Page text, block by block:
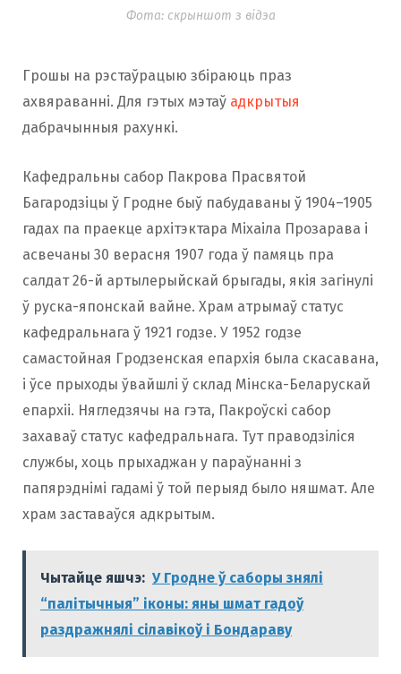
Фота: скрыншот з відэа
Грошы на рэстаўрацыю збіраюць праз
ахвяраванні. Для гэтых мэтаў адкрытыя
дабрачынныя рахункі.
Кафедральны сабор Пакрова Прасвятой
Багародзіцы ў Гродне быў пабудаваны ў 1904–1905
гадах па праекце архітэктара Міхаіла Прозарава і
асвечаны 30 верасня 1907 года ў памяць пра
салдат 26-й артылерыйскай брыгады, якія загінулі
ў руска-японскай вайне. Храм атрымаў статус
кафедральнага ў 1921 годзе. У 1952 годзе
самастойная Гродзенская епархія была скасавана,
і ўсе прыходы ўвайшлі ў склад Мінска-Беларускай
епархіі. Нягледзячы на гэта, Пакроўскі сабор
захаваў статус кафедральнага. Тут праводзіліся
службы, хоць прыхаджан у параўнанні з
папярэднімі гадамі ў той перыяд было няшмат. Але
храм заставаўся адкрытым.
Чытайце яшчэ: У Гродне ў саборы знялі
“палітычныя” іконы: яны шмат гадоў
раздражнялі сілавікоў і Бондараву